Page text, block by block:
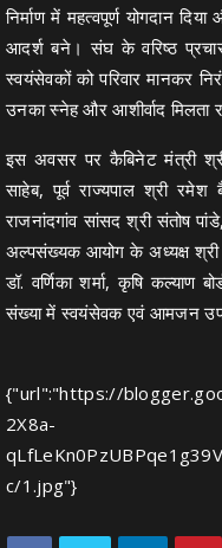
निर्माण में महत्वपूर्ण योगदान
आदर्श बने। संघ के वरिष्ठ
स्वयंसेवकों को परिवार मानकर
उनका स्नेह और आशीर्वाद
इस अवसर पर कैबिनेट मंत्री
साहेब, पूर्व राज्यपाल श्री
राजनांदगांव सांसद श्री संतोष
अल्पसंख्यक आयोग के अध्यक्ष श्री
डॉ. वर्णिका शर्मा, कृषि कल्याण
संख्या में स्वयंसेवक एवं आमजन
{"url":"https://
2X8a-
c/1.jpg"}